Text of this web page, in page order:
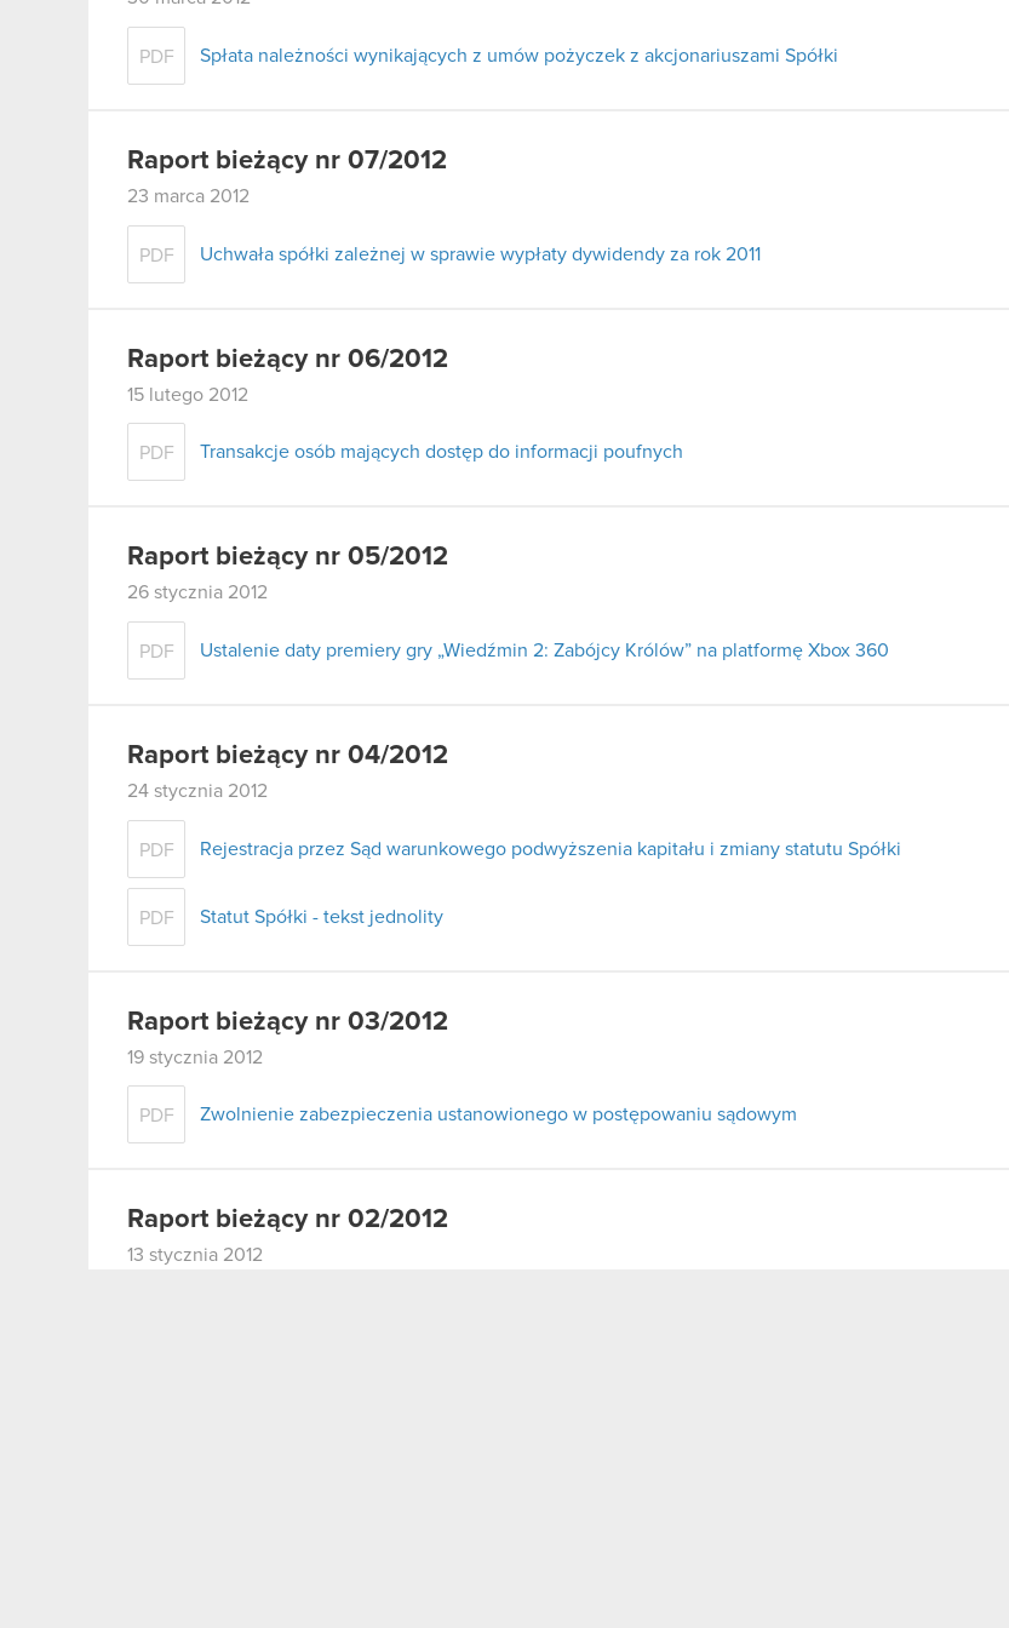
PDF Spłata należności wynikających z umów pożyczek z akcjonariuszami Spółki
Raport bieżący nr 07/2012
23 marca 2012
PDF Uchwała spółki zależnej w sprawie wypłaty dywidendy za rok 2011
Raport bieżący nr 06/2012
15 lutego 2012
PDF Transakcje osób mających dostęp do informacji poufnych
Raport bieżący nr 05/2012
26 stycznia 2012
PDF Ustalenie daty premiery gry „Wiedźmin 2: Zabójcy Królów” na platformę Xbox 360
Raport bieżący nr 04/2012
24 stycznia 2012
PDF Rejestracja przez Sąd warunkowego podwyższenia kapitału i zmiany statutu Spółki
PDF Statut Spółki - tekst jednolity
Raport bieżący nr 03/2012
19 stycznia 2012
PDF Zwolnienie zabezpieczenia ustanowionego w postępowaniu sądowym
Raport bieżący nr 02/2012
13 stycznia 2012